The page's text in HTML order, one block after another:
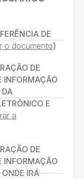
DE
o documento)
DE
INFORMAÇÃO
E
a
DE
INFORMAÇÃO
IRÁ